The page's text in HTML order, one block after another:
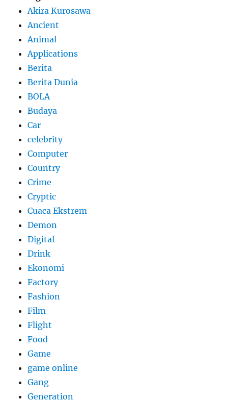
Akira Kurosawa
Ancient
Animal
Applications
Berita
Berita Dunia
BOLA
Budaya
Car
celebrity
Computer
Country
Crime
Cryptic
Cuaca Ekstrem
Demon
Digital
Drink
Ekonomi
Factory
Fashion
Film
Flight
Food
Game
game online
Gang
Generation